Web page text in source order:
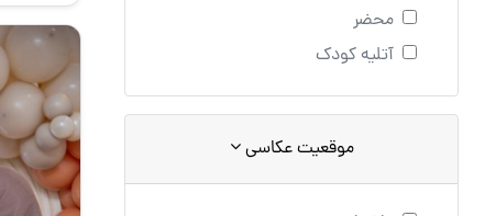
محضر
آتلیه کودک
موقعیت عکاسی